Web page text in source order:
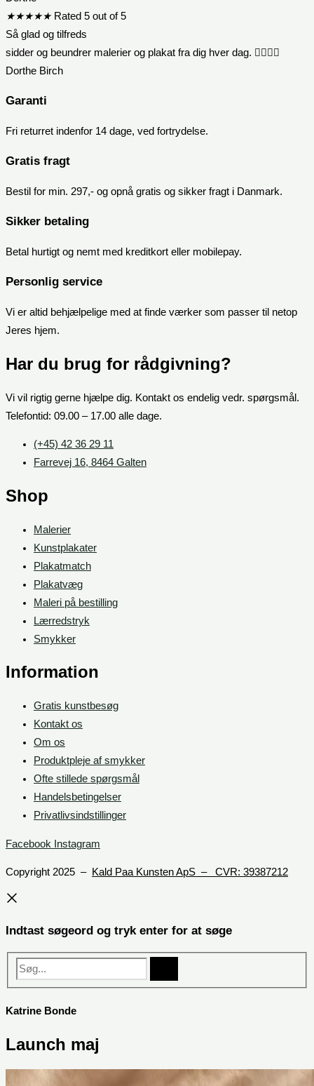
★★★★★ Rated 5 out of 5
Så glad og tilfreds
sidder og beundrer malerier og plakat fra dig hver dag. 👍🏻😍😍
Dorthe Birch
Garanti
Fri returret indenfor 14 dage, ved fortrydelse.
Gratis fragt
Bestil for min. 297,- og opnå gratis og sikker fragt i Danmark.
Sikker betaling
Betal hurtigt og nemt med kreditkort eller mobilepay.
Personlig service
Vi er altid behjælpelige med at finde værker som passer til netop
Jeres hjem.
Har du brug for rådgivning?
Vi vil rigtig gerne hjælpe dig. Kontakt os endelig vedr. spørgsmål.
Telefontid: 09.00 – 17.00 alle dage.
(+45) 42 36 29 11
Farrevej 16, 8464 Galten
Shop
Malerier
Kunstplakater
Plakatmatch
Plakatvæg
Maleri på bestilling
Lærredstryk
Smykker
Information
Gratis kunstbesøg
Kontakt os
Om os
Produktpleje af smykker
Ofte stillede spørgsmål
Handelsbetingelser
Privatlivsindstillinger
Facebook Instagram
Copyright 2025 – Kald Paa Kunsten ApS – CVR: 39387212
Indtast søgeord og tryk enter for at søge
Søg...
Katrine Bonde
Launch maj